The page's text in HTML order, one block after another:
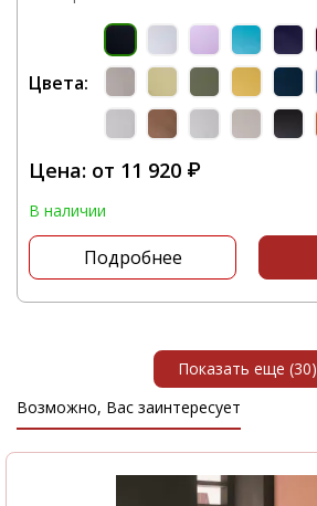
Цвета:
Цена: от 11 920 ₽
В наличии
Подробнее
Показать еще (30)
Возможно, Вас заинтересует